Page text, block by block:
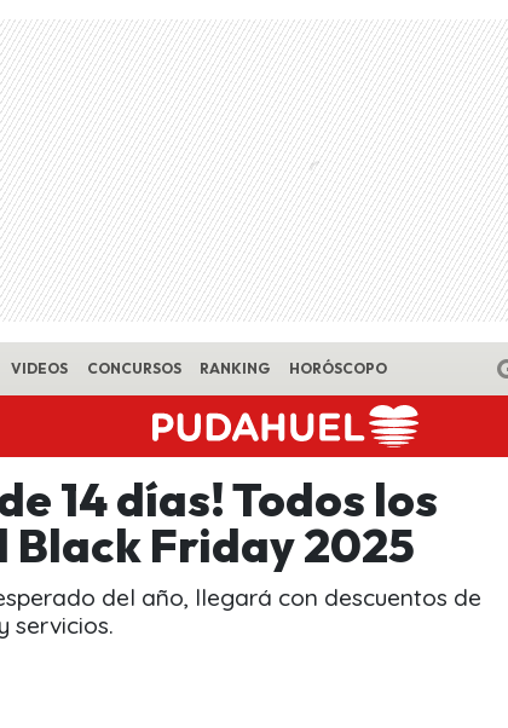
VIDEOS CONCURSOS RANKING HORÓSCOPO
14 días! Todos los
Friday 2025
del año, llegará con descuentos de
servicios.